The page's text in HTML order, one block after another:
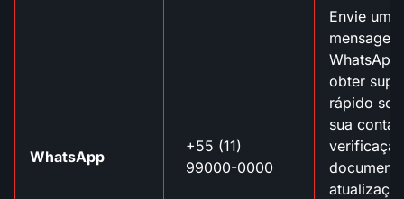
WhatsApp
+55 (11)
99000-0000
Envie uma
WhatsApp
obter
rápido
sua conta,